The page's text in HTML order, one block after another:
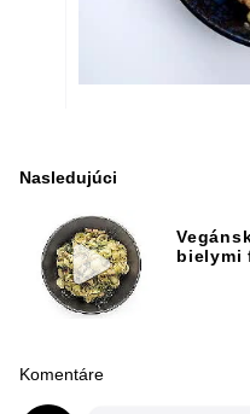
Nasledujúci
bielymi
Komentáre